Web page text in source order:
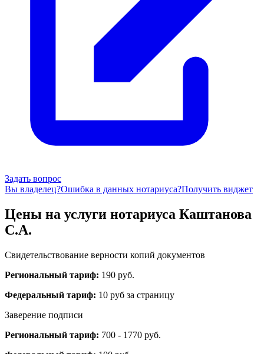
Задать вопрос
Вы владелец?Ошибка в данных нотариуса?Получить виджет
Цены на услуги нотариуса Каштанова
С.А.
Свидетельствование верности копий документов
Региональный тариф: 190 руб.
Федеральный тариф: 10 руб за страницу
Заверение подписи
Региональный тариф: 700 - 1770 руб.